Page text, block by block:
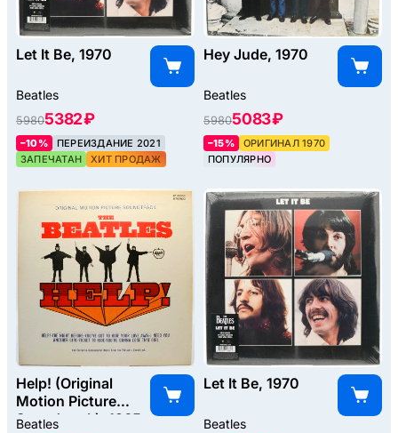
Let It Be, 1970
Beatles
59805382 ₽
–10%
ПЕРЕИЗДАНИЕ 2021
ЗАПЕЧАТАН
ХИТ ПРОДАЖ
Hey Jude, 1970
Beatles
59805083 ₽
–15%
ОРИГИНАЛ 1970
ПОПУЛЯРНО
Help! (Original
Motion Picture
Soundtrack), 1965
Beatles
Let It Be, 1970
Beatles